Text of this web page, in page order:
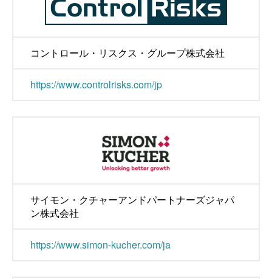
コントロール・リスクス・グループ株式会社
https://www.controlrisks.com/jp
サイモン・クチャーアンドパートナーズジャパ
ン株式会社
https://www.simon-kucher.com/ja